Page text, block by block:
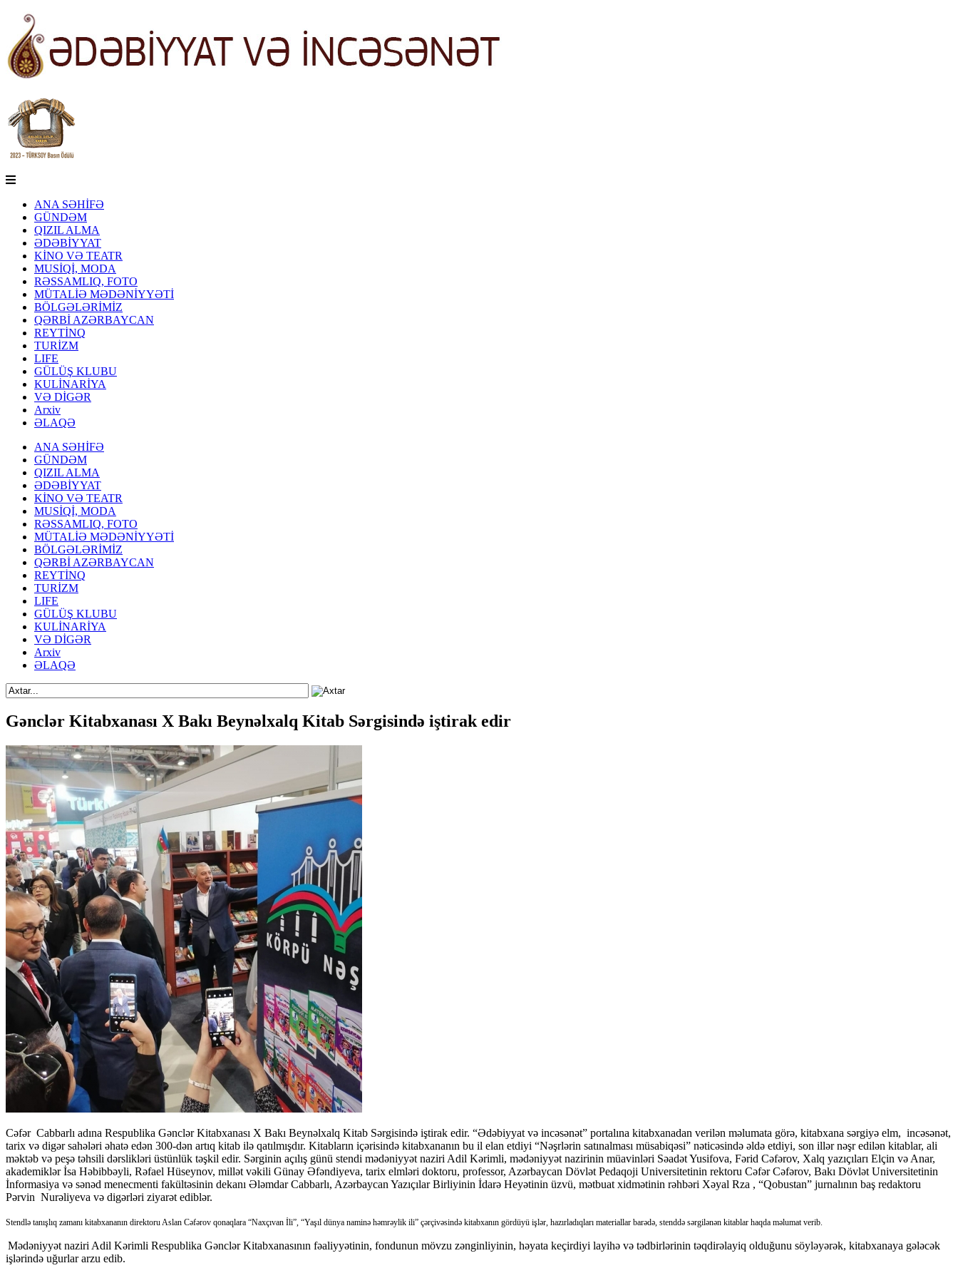
ANA SƏHİFƏ
GÜNDƏM
QIZIL ALMA
ƏDƏBİYYAT
KİNO VƏ TEATR
MUSİQİ, MODA
RƏSSAMLIQ, FOTO
MÜTALİƏ MƏDƏNİYYƏTİ
BÖLGƏLƏRİMİZ
QƏRBİ AZƏRBAYCAN
REYTİNQ
TURİZM
LIFE
GÜLÜŞ KLUBU
KULİNARİYA
VƏ DİGƏR
Arxiv
ƏLAQƏ
ANA SƏHİFƏ
GÜNDƏM
QIZIL ALMA
ƏDƏBİYYAT
KİNO VƏ TEATR
MUSİQİ, MODA
RƏSSAMLIQ, FOTO
MÜTALİƏ MƏDƏNİYYƏTİ
BÖLGƏLƏRİMİZ
QƏRBİ AZƏRBAYCAN
REYTİNQ
TURİZM
LIFE
GÜLÜŞ KLUBU
KULİNARİYA
VƏ DİGƏR
Arxiv
ƏLAQƏ
Gənclər Kitabxanası X Bakı Beynəlxalq Kitab Sərgisində iştirak edir
Cəfər Cabbarlı adına Respublika Gənclər Kitabxanası X Bakı Beynəlxalq Kitab Sərgisində iştirak edir. “Ədəbiyyat və incəsənət” portalına kitabxanadan verilən məlumata görə, kitabxana sərgiyə elm, incəsənət,
tarix və digər sahələri əhatə edən 300-dən artıq kitab ilə qatılmışdır. Kitabların içərisində kitabxananın bu il elan etdiyi “Nəşrlərin satınalması müsabiqəsi” nəticəsində əldə etdiyi, son illər nəşr edilən kitablar, ali
məktəb və peşə təhsili dərslikləri üstünlük təşkil edir. Sərginin açılış günü stendi mədəniyyət naziri Adil Kərimli, mədəniyyət nazirinin müavinləri Səadət Yusifova, Fərid Cəfərov, Xalq yazıçıları Elçin və Anar,
akademiklər İsa Həbibbəyli, Rəfael Hüseynov, millət vəkili Günay Əfəndiyeva, tarix elmləri doktoru, professor, Azərbaycan Dövlət Pedaqoji Universitetinin rektoru Cəfər Cəfərov, Bakı Dövlət Universitetinin
İnformasiya və sənəd menecmenti fakültəsinin dekanı Ələmdar Cabbarlı, Azərbaycan Yazıçılar Birliyinin İdarə Heyətinin üzvü, mətbuat xidmətinin rəhbəri Xəyal Rza , “Qobustan” jurnalının baş redaktoru
Pərvin Nurəliyeva və digərləri ziyarət ediblər.
Stendlə tanışlıq zamanı kitabxananın direktoru Aslan Cəfərov qonaqlara “Naxçıvan İli”, “Yaşıl dünya naminə həmrəylik ili” çərçivəsində kitabxanın gördüyü işlər, hazırladıqları materiallar barədə, stenddə sərgilənən kitablar haqda məlumat verib.
Mədəniyyət naziri Adil Kərimli Respublika Gənclər Kitabxanasının fəaliyyətinin, fondunun mövzu zənginliyinin, həyata keçirdiyi layihə və tədbirlərinin təqdirəlayiq olduğunu söyləyərək, kitabxanaya gələcək
işlərində uğurlar arzu edib.